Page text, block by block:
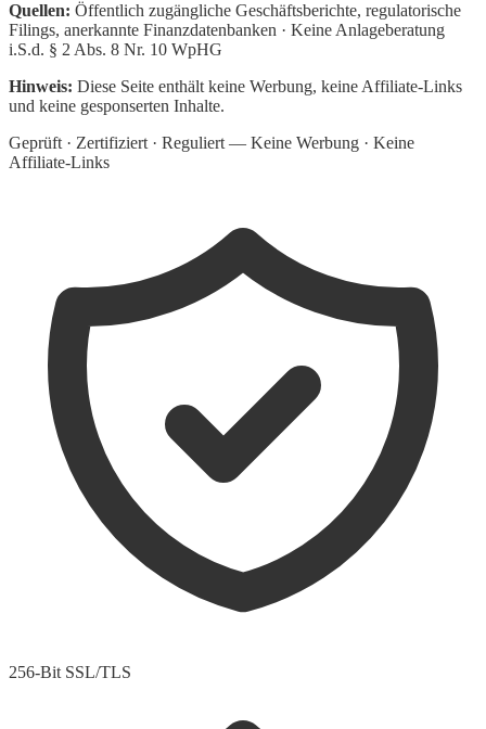
Quellen: Öffentlich zugängliche Geschäftsberichte, regulatorische
Filings, anerkannte Finanzdatenbanken · Keine Anlageberatung
i.S.d. § 2 Abs. 8 Nr. 10 WpHG
Hinweis: Diese Seite enthält keine Werbung, keine Affiliate-Links
und keine gesponserten Inhalte.
Geprüft · Zertifiziert · Reguliert — Keine Werbung · Keine
Affiliate-Links
256-Bit SSL/TLS